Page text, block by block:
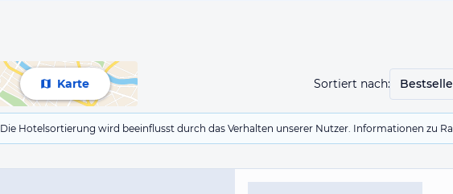
Karte Sortiert nach:
Die Hotelsortierung wird beeinflusst durch das Verhalten unserer Nutzer. Informationen zu